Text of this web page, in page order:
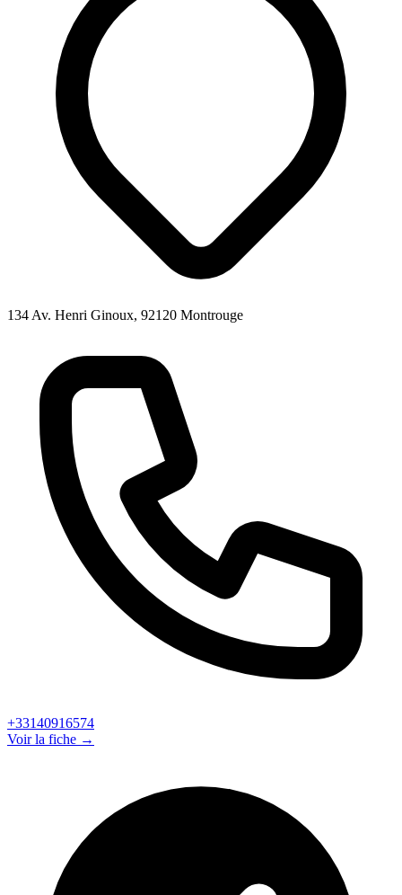
134 Av. Henri Ginoux, 92120 Montrouge
+33140916574
Voir la fiche →